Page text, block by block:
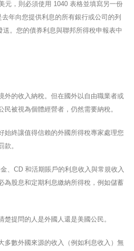
元，則必須使用 1040 表格並填寫另一份
年向您提供利息的所有銀行或公司的列
。您的債券利息與聯邦所得稅申報表中
外的收入納稅。但在國外以自由職業者或
被視為個體經營者，仍然需要納稅。
始終讓值得信賴的外國所得稅專家處理您
。
、CD 和活期賬戶的利息收入與常規收入
為股息和定期利息繳納所得稅，例如儲蓄
提問的人是外國人還是美國公民。
多數外國來源的收入（例如利息收入）無